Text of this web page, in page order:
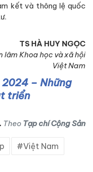
kết và thông lệ quốc
TS HÀ HUY NGỌC
lâm Khoa học và xã hội
Việt Nam
– Những
triển
Theo Tạp chí Cộng Sản
Việt Nam